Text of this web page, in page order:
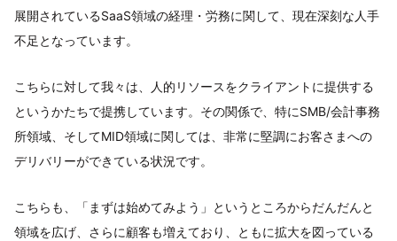
展開されているSaaS領域の経理・労務に関して、現在深刻な人手
不足となっています。
こちらに対して我々は、人的リソースをクライアントに提供する
というかたちで提携しています。その関係で、特にSMB/会計事務
所領域、そしてMID領域に関しては、非常に堅調にお客さまへの
デリバリーができている状況です。
こちらも、「まずは始めてみよう」というところからだんだんと
領域を広げ、さらに顧客も増えており、ともに拡大を図っている